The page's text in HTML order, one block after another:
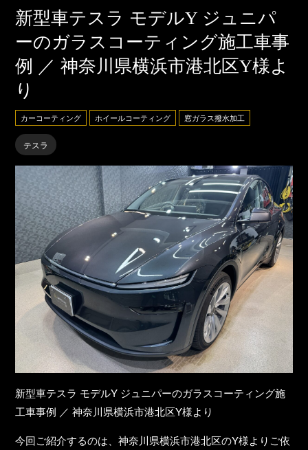
新型車テスラ モデルY ジュニパ
ーのガラスコーティング施工車事
例 ／ 神奈川県横浜市港北区Y様よ
り
カーコーティング ホイールコーティング 窓ガラス撥水加工
テスラ
新型車テスラ モデルY ジュニパーのガラスコーティング施
工車事例 ／ 神奈川県横浜市港北区Y様より
今回ご紹介するのは、神奈川県横浜市港北区のY様よりご依